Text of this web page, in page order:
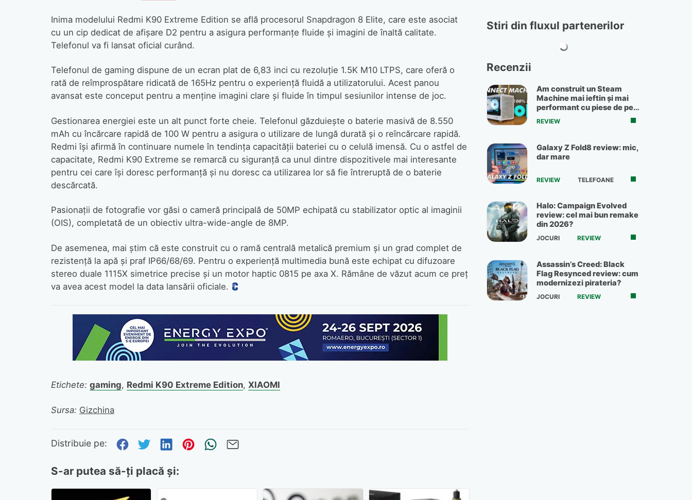
Inima modelului Redmi K90 Extreme Edition se află procesorul Snapdragon 8 Elite, care este asociat
cu un cip dedicat de afișare D2 pentru a asigura performanțe fluide și imagini de înaltă calitate.
Telefonul va fi lansat oficial curând.
Telefonul de gaming dispune de un ecran plat de 6,83 inci cu rezoluție 1.5K M10 LTPS, care oferă o
rată de reîmprospătare ridicată de 165Hz pentru o experiență fluidă a utilizatorului. Acest panou
avansat este conceput pentru a menține imagini clare și fluide în timpul sesiunilor intense de joc.
Gestionarea energiei este un alt punct forte cheie. Telefonul găzduiește o baterie masivă de 8.550
mAh cu încărcare rapidă de 100 W pentru a asigura o utilizare de lungă durată și o reîncărcare rapidă.
Redmi își afirmă în continuare numele în tendința capacității bateriei cu o celulă imensă. Cu o astfel de
capacitate, Redmi K90 Extreme se remarcă cu siguranță ca unul dintre dispozitivele mai interesante
pentru cei care își doresc performanță și nu doresc ca utilizarea lor să fie întreruptă de o baterie
descărcată.
Pasionații de fotografie vor găsi o cameră principală de 50MP echipată cu stabilizator optic al imaginii
(OIS), completată de un obiectiv ultra-wide-angle de 8MP.
De asemenea, mai știm că este construit cu o ramă centrală metalică premium și un grad complet de
rezistență la apă și praf IP66/68/69. Pentru o experiență multimedia bună este echipat cu difuzoare
stereo duale 1115X simetrice precise și un motor haptic 0815 pe axa X. Rămâne de văzut acum ce preț
va avea acest model la data lansării oficiale.
Etichete: gaming, Redmi K90 Extreme Edition, XIAOMI
Sursa: Gizchina
Distribuie pe: Distribuie pe Facebook
Distribuie pe Twitter
Distribuie pe LinkedIn
Distribuie pe Pinterest
Trimite prin whatsapp
S-ar putea să-ți placă și:
Stiri din fluxul partenerilor
Recenzii
Am construit un Steam
Machine mai ieftin și mai
performant cu piese de pe
OLX
REVIEW
Galaxy Z Fold8 review: mic,
dar mare
REVIEW TELEFOANE
Halo: Campaign Evolved
review: cel mai bun remake
din 2026?
JOCURI REVIEW
Assassin’s Creed: Black
Flag Resynced review: cum
modernizezi pirateria?
JOCURI REVIEW